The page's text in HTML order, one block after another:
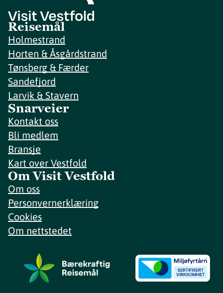
Reisemål
Holmestrand
Horten & Åsgårdstrand
Tønsberg & Færder
Sandefjord
Larvik & Stavern
Snarveier
Kontakt oss
Bli medlem
Bransje
Kart over Vestfold
Om Visit Vestfold
Om oss
Personvernerklæring
Cookies
Om nettstedet